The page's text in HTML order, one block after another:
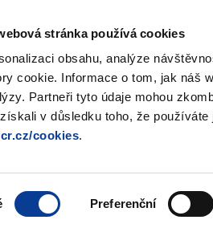
stránka používá cookies
obsahu, analýze
cookie. Informace o tom, jak náš
Partneři tyto údaje mohou
v důsledku toho, že
cookies.
Preferenční
dluhopisy
Spolehlivost, Důvěryhodnost
submenu
investovat